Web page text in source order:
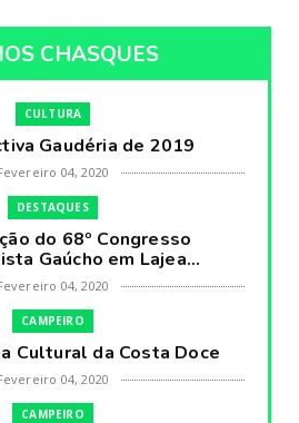
CHASQUES
CULTURA
Gaudéria de 2019
04, 2020
DESTAQUES
do 68º Congresso
Gaúcho em Lajea...
04, 2020
CAMPEIRO
Cultural da Costa Doce
04, 2020
CAMPEIRO